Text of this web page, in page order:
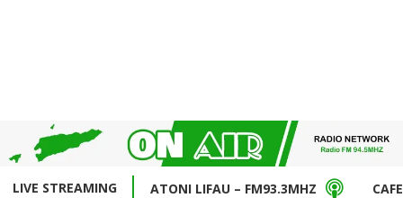
LIVE STREAMING ATONI LIFAU – FM93.3MHZ